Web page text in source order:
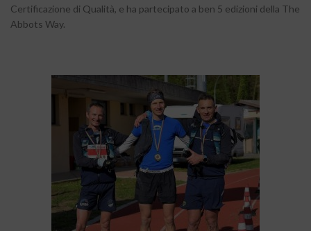
Certificazione di Qualità, e ha partecipato a ben 5 edizioni della The
Abbots Way.